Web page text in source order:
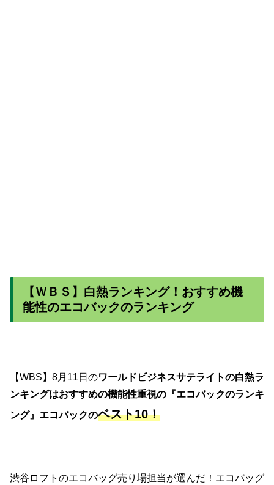
【ＷＢＳ】白熱ランキング！おすすめ機
能性のエコバックのランキング
【WBS】8月11日のワールドビジネスサテライトの白熱ラ
ンキングはおすすめの機能性重視の『エコバックのランキ
ング』エコバックのベスト10！
渋谷ロフトのエコバッグ売り場担当が選んだ！エコバッグ